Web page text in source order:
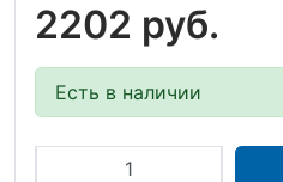
2202 руб.
Есть в наличии